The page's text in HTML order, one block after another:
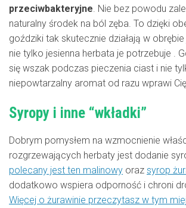
przeciwbakteryjne. Nie bez powodu
naturalny środek na ból zęba. To dzięki
goździki tak skutecznie działają w
nie tylko jesienna herbata je potrzebuje .
się wszak podczas pieczenia ciast i nie
niepowtarzalny aromat od razu wprawi
Syropy i inne “wkładki”
Dobrym pomysłem na wzmocnienie
rozgrzewających herbaty jest dodanie
polecany jest ten malinowy oraz syrop
dodatkowo wspiera odporność i chroni
Więcej o żurawinie przeczytasz w tym